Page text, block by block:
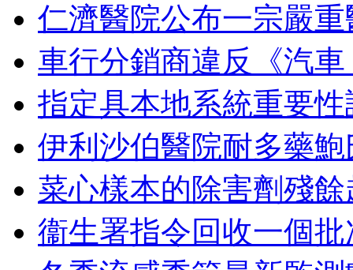
仁濟醫院公布一宗嚴
車行分銷商違反《汽
指定具本地系統重要
伊利沙伯醫院耐多藥
菜心樣本的除害劑殘
衞生署指令回收一個